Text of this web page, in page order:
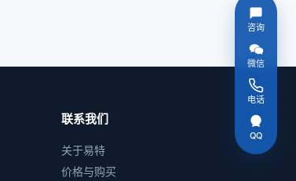
联系我们
关于易特
价格与购买
咨询
微信
电话
QQ